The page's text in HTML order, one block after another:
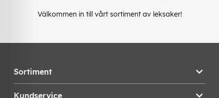
Välkommen in till vårt sortiment av leksaker!
Sortiment
Kundservice